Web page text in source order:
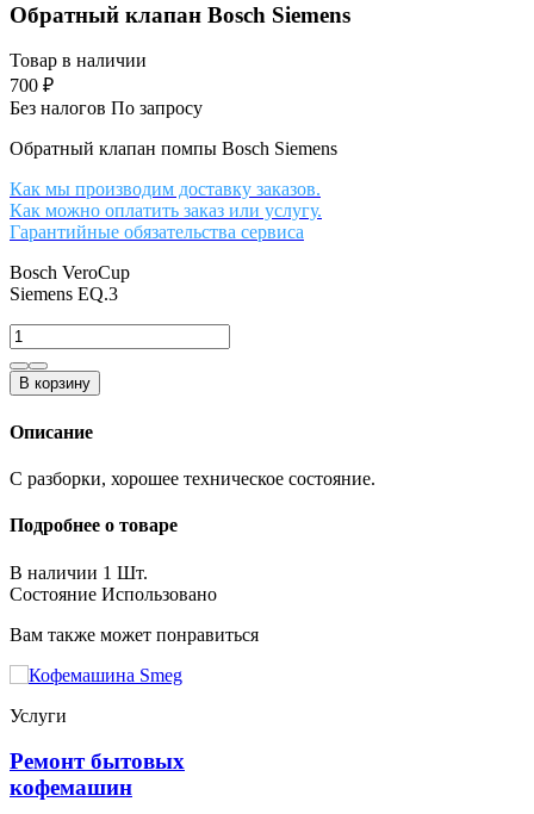
Обратный клапан Bosch Siemens
Товар в наличии
700 ₽
Без налогов По запросу
Обратный клапан помпы Bosch Siemens
Как мы производим доставку заказов.
Как можно оплатить заказ или услугу.
Гарантийные обязательства сервиса
Bosch VeroCup
Siemens EQ.3
В корзину
Описание
С разборки, хорошее техническое состояние.
Подробнее о товаре
В наличии 1 Шт.
Состояние Использовано
Вам также может понравиться
Услуги
Ремонт бытовых
кофемашин